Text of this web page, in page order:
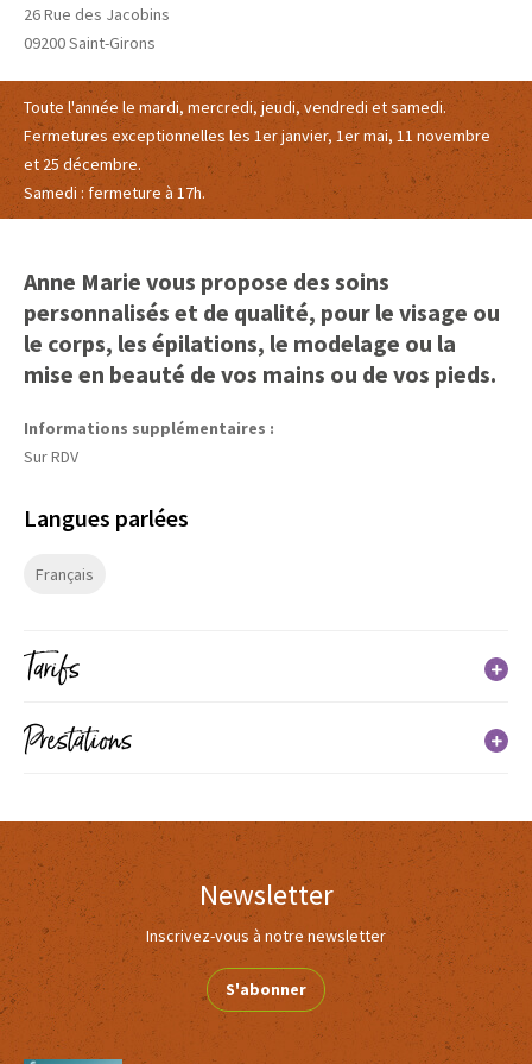
26 Rue des Jacobins
09200Saint-Girons
Toute l'année le mardi, mercredi, jeudi, vendredi et samedi.
Fermetures exceptionnelles les 1er janvier, 1er mai, 11 novembre
et 25 décembre.
Samedi : fermeture à 17h.
Anne Marie vous propose des soins
personnalisés et de qualité, pour le visage ou
le corps, les épilations, le modelage ou la
mise en beauté de vos mains ou de vos pieds.
Informations supplémentaires :
Sur RDV
Langues parlées
Français
Tarifs
Moyens de paiement
Prestations
Newsletter
Inscrivez-vous à notre newsletter
S'abonner